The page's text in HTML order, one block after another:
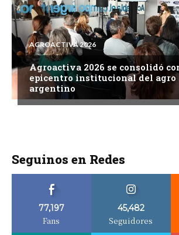
AGROACTIVA 2026
Agroactiva 2026 se consolidó
epicentro institucional del agro
argentino
Seguinos en Redes
77,197
Fans
45,482
Seguidores